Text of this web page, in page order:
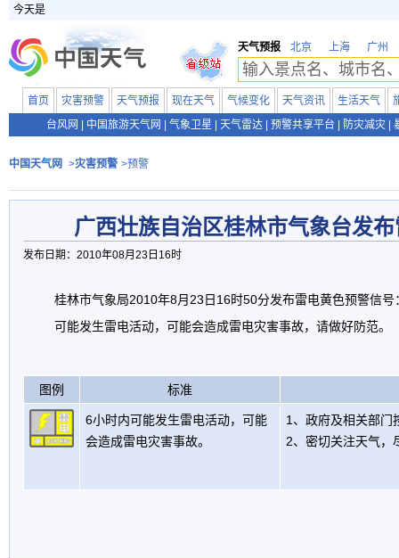
今天是
天气预报 北京 上海 广州
首页 灾害预警 天气预报 现在天气 气候变化 天气资讯 生活天气
台风网
中国旅游天气网 气象卫星 天气雷达 预警共享平台 防灾减灾
中国天气网 >灾害预警 >预警
广西壮族自治区桂林市气象台发
发布日期：2010年08月23日16时
桂林市气象局2010年8月23日16时50分发布雷电黄色预警信
可能发生雷电活动，可能会造成雷电灾害事故，请做好防范。
图例 标准
6小时内可能发生雷电活动，可能
会造成雷电灾害事故。
1、政府及相关部门
2、密切关注天气，